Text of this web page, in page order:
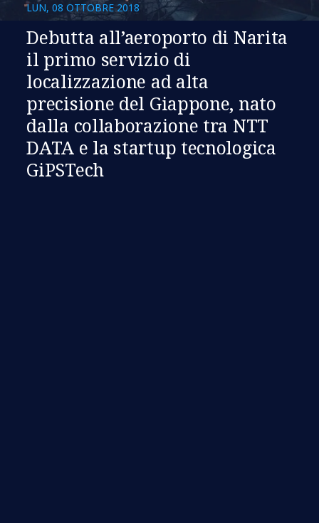
LUN, 08 OTTOBRE 2018
Debutta all’aeroporto di Narita
il primo servizio di
localizzazione ad alta
precisione del Giappone, nato
dalla collaborazione tra NTT
DATA e la startup tecnologica
GiPSTech